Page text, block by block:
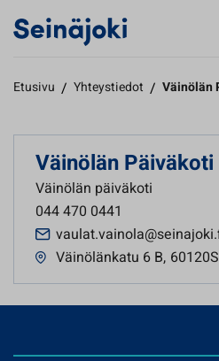
Etusivu / Yhteystiedot / Väinölän
Väinölän
Väinölän päiväkoti
044 470 0441
Väinölänkatu 6 B,